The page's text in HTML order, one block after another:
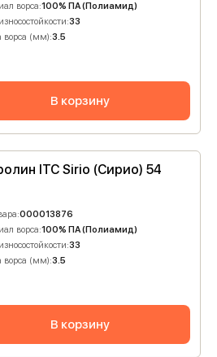
ворса:100% ПА (Полиамид)
33
ворса (мм):3.5
В корзину
ITC Sirio (Сирио) 54
000013876
ворса:100% ПА (Полиамид)
33
ворса (мм):3.5
В корзину